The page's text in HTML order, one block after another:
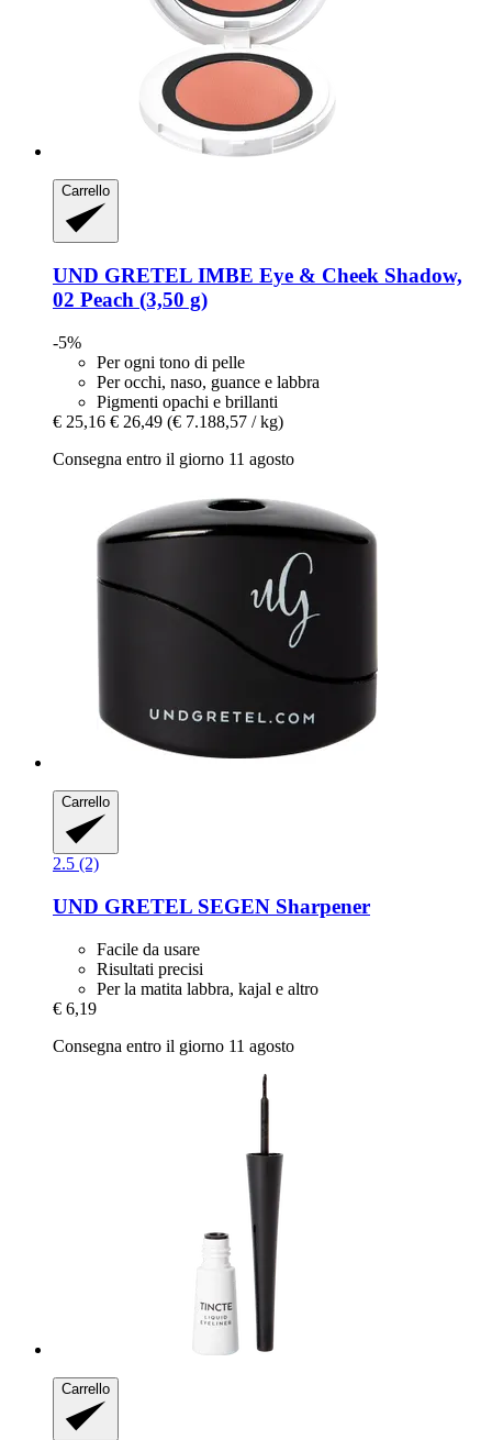
Carrello
UND GRETEL IMBE Eye & Cheek Shadow,
02 Peach (3,50 g)
-5%
Per ogni tono di pelle
Per occhi, naso, guance e labbra
Pigmenti opachi e brillanti
€ 25,16 € 26,49 (€ 7.188,57 / kg)
Consegna entro il giorno 11 agosto
Carrello
2.5 (2)
UND GRETEL SEGEN Sharpener
Facile da usare
Risultati precisi
Per la matita labbra, kajal e altro
€ 6,19
Consegna entro il giorno 11 agosto
Carrello